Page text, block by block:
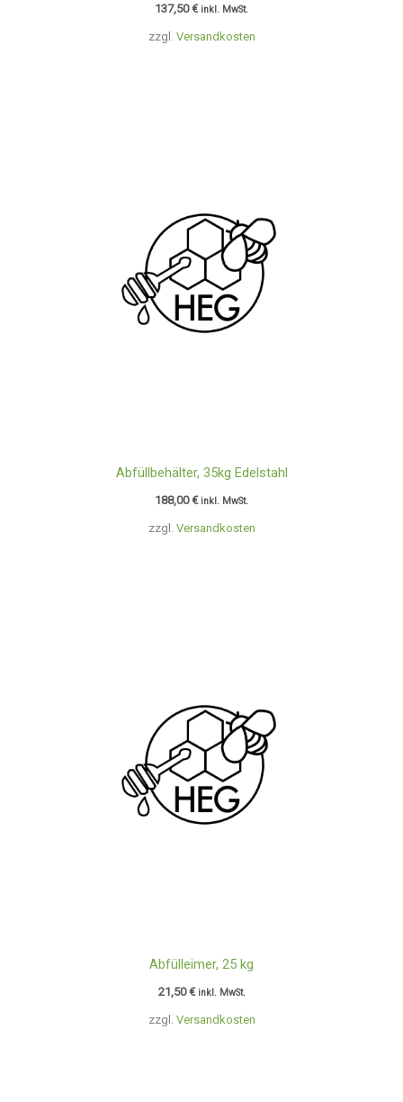
zzgl. Versandkosten
137,50€ inkl. MwSt.
zzgl. Versandkosten
Abfüllbehälter, 35kg Edelstahl
188,00€ inkl. MwSt.
zzgl. Versandkosten
Abfülleimer, 25 kg
21,50€ inkl. MwSt.